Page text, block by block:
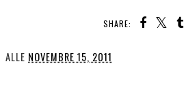
SHARE:
ALLE NOVEMBRE 15, 2011